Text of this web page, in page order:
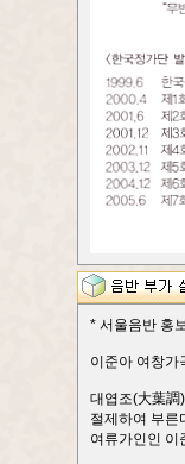
* 서울음반 홍
이준아 여창가
대엽조(大葉調
절제하여 부른
여류가인인 이